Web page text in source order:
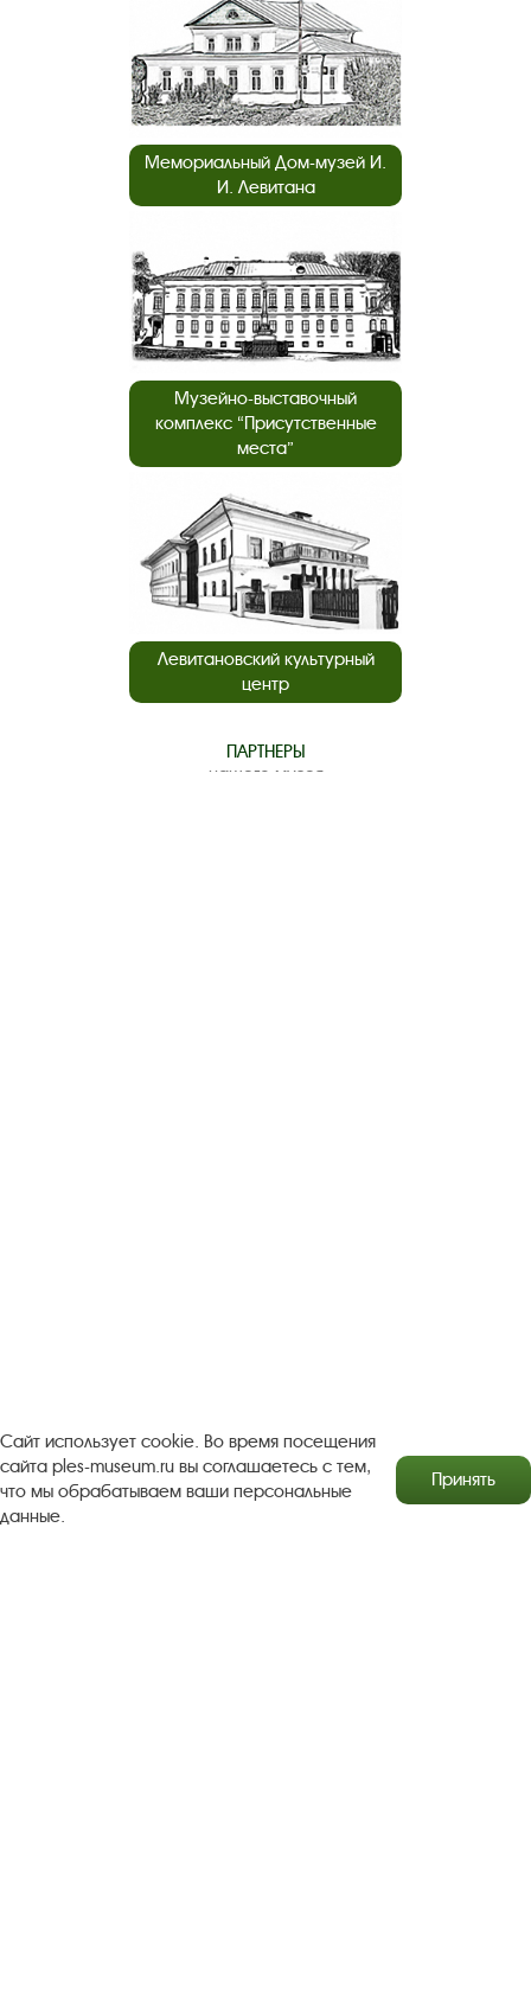
Мемориальный Дом-музей И.
И. Левитана
Музейно-выставочный
комплекс “Присутственные
места”
Левитановский культурный
центр
ПАРТНЕРЫ
нашего музея
Антикоррупционная деятельность
Сайт использует cookie. Во время посещения
сайта ples-museum.ru вы соглашаетесь с тем,
что мы обрабатываем ваши персональные
данные.
Принять